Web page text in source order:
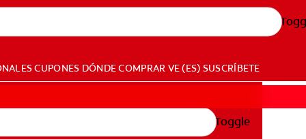
CUPONES DÓNDE COMPRAR VE (ES) SUSCRÍBETE
Toggle